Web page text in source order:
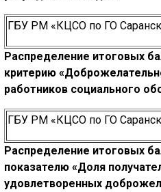
ГБУ РМ «КЦСО по ГО
Распределение итоговых
критерию
работников социального
ГБУ РМ «КЦСО по ГО
Распределение итоговых
показателю «Доля
удовлетворенных